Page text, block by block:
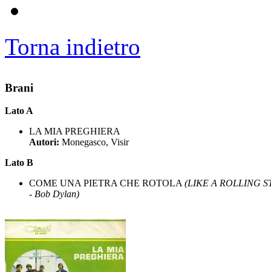
Torna indietro
Brani
Lato A
LA MIA PREGHIERA
Autori: Monegasco, Visir
Lato B
COME UNA PIETRA CHE ROTOLA (LIKE A ROLLING
- Bob Dylan)